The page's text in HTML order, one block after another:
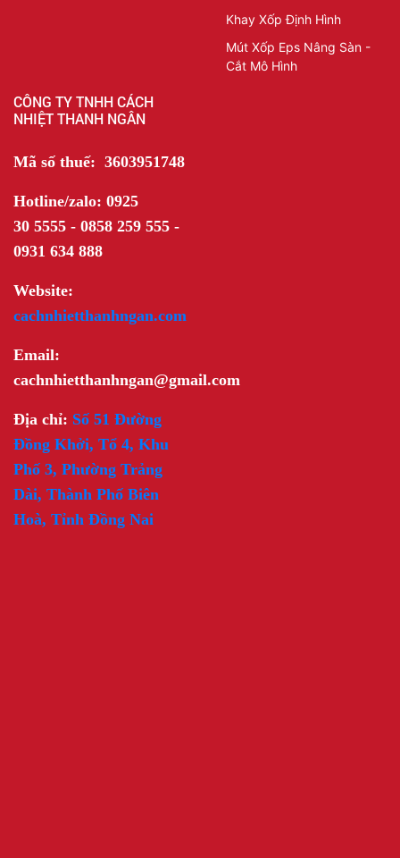
Khay Xốp Định Hình
Mút Xốp Eps Nâng Sàn -
Cắt Mô Hình
CÔNG TY TNHH CÁCH
NHIỆT THANH NGÂN
Mã số thuế: 3603951748
Hotline/zalo: 0925
30 5555 - 0858 259 555 -
0931 634 888
Website:
cachnhietthanhngan.com
Email:
cachnhietthanhngan@gmail.com
Địa chỉ: Số 51 Đường
Đồng Khởi, Tổ 4, Khu
Phố 3, Phường Trảng
Dài, Thành Phố Biên
Hoà, Tỉnh Đồng Nai